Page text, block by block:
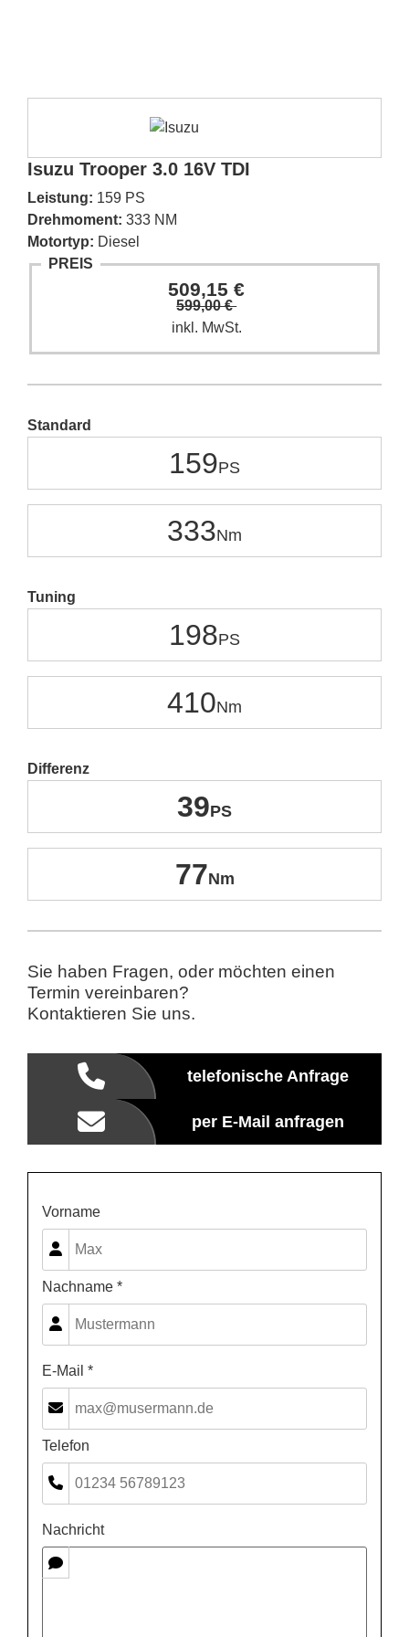
Isuzu Trooper 3.0 16V TDI
Leistung: 159 PS
Drehmoment: 333 NM
Motortyp: Diesel
PREIS
509,15 €
599,00 €
inkl. MwSt.
Standard
159
333
Tuning
198
410
Differenz
39
77
Sie haben Fragen, oder möchten einen
Termin vereinbaren?
Kontaktieren Sie uns.
telefonische Anfrage
per E-Mail anfragen
Vorname
Nachname *
E-Mail *
Telefon
Nachricht